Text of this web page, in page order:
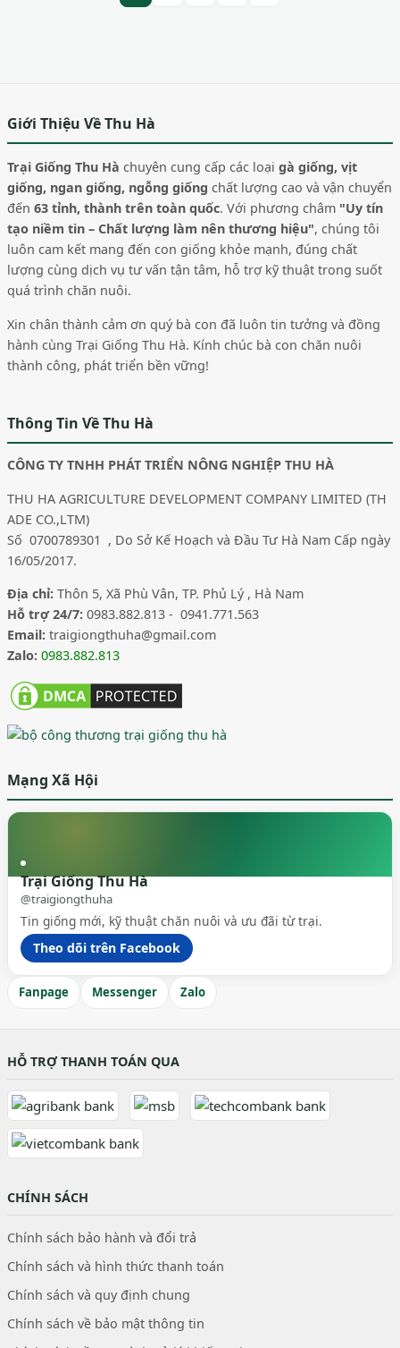
Giới Thiệu Về Thu Hà
Trại Giống Thu Hà chuyên cung cấp các loại gà giống, vịt
giống, ngan giống, ngỗng giống chất lượng cao và vận chuyển
đến 63 tỉnh, thành trên toàn quốc. Với phương châm "Uy tín
tạo niềm tin – Chất lượng làm nên thương hiệu", chúng tôi
luôn cam kết mang đến con giống khỏe mạnh, đúng chất
lượng cùng dịch vụ tư vấn tận tâm, hỗ trợ kỹ thuật trong suốt
quá trình chăn nuôi.
Xin chân thành cảm ơn quý bà con đã luôn tin tưởng và đồng
hành cùng Trại Giống Thu Hà. Kính chúc bà con chăn nuôi
thành công, phát triển bền vững!
Thông Tin Về Thu Hà
CÔNG TY TNHH PHÁT TRIỂN NÔNG NGHIỆP THU HÀ
THU HA AGRICULTURE DEVELOPMENT COMPANY LIMITED (TH
ADE CO.,LTM)
Số 0700789301 , Do Sở Kế Hoạch và Đầu Tư Hà Nam Cấp ngày
16/05/2017.
Địa chỉ: Thôn 5, Xã Phù Vân, TP. Phủ Lý , Hà Nam
Hỗ trợ 24/7: 0983.882.813 - 0941.771.563
Email: traigiongthuha@gmail.com
Zalo: 0983.882.813
Mạng Xã Hội
Trại Giống Thu Hà
@traigiongthuha
Tin giống mới, kỹ thuật chăn nuôi và ưu đãi từ trại.
Theo dõi trên Facebook
Fanpage Messenger Zalo
HỖ TRỢ THANH TOÁN QUA
CHÍNH SÁCH
Chính sách bảo hành và đổi trả
Chính sách và hình thức thanh toán
Chính sách và quy định chung
Chính sách về bảo mật thông tin